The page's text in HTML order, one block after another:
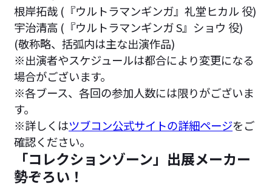
根岸拓哉 (『ウルトラマンギンガ』礼堂ヒカル 役)
宇治清高 (『ウルトラマンギンガ S』ショウ 役)
(敬称略、括弧内は主な出演作品)
※出演者やスケジュールは都合により変更になる
場合がございます。
※各ブース、各回の参加人数には限りがございま
す。
※詳しくはツブコン公式サイトの詳細ページをご
確認ください。
「コレクションゾーン」出展メーカー
勢ぞろい！